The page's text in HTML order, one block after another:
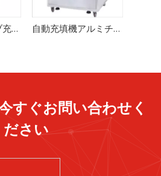
歯磨き粉チューブ充填機およびシール機 自動充填機アルミチューブ
すぐお問い合わせく
ださい